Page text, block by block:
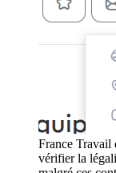
France Travail
vérifier la